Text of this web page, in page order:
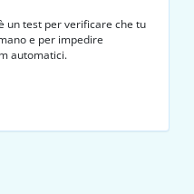
un test per verificare che tu
e per impedire
di spam automatici.